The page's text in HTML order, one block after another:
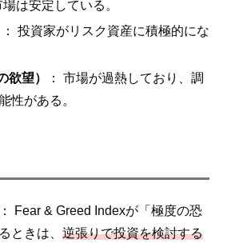
場は安定している。
： 投資家がリスク資産に積極的にな
欲望）
： 市場が過熱しており、調
性がある。
： Fear & Greed Indexが「極度の恐
ときは、逆張りで投資を検討する